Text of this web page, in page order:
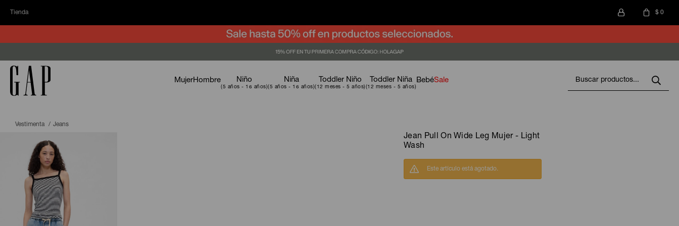
Tienda $ 0
MujerHombre Niño Niña Toddler Niño Toddler Niña BebéSale
Vestimenta Jeans
Jean Pull On Wide Leg Mujer - Light
Wash
Este artículo está agotado.